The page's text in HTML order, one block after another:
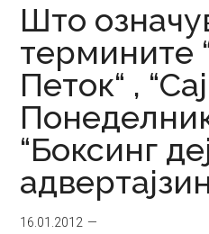
Што
термините
Петок“ ,
“Боксинг
16.01.2012